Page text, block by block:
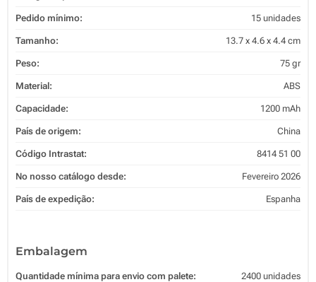
Pedido mínimo: 15 unidades
Tamanho: 13.7 x 4.6 x 4.4 cm
Peso: 75 gr
Material: ABS
Capacidade: 1200 mAh
País de origem: China
Código Intrastat: 8414 51 00
No nosso catálogo desde: Fevereiro 2026
País de expedição: Espanha
Embalagem
Quantidade mínima para envio com palete: 2400 unidades